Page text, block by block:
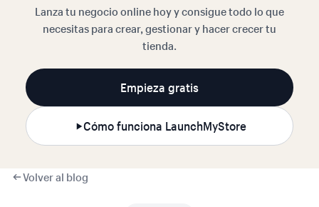
Lanza tu negocio online hoy y consigue todo lo que
necesitas para crear, gestionar y hacer crecer tu
tienda.
Empieza gratis
Cómo funciona LaunchMyStore
Volver al blog